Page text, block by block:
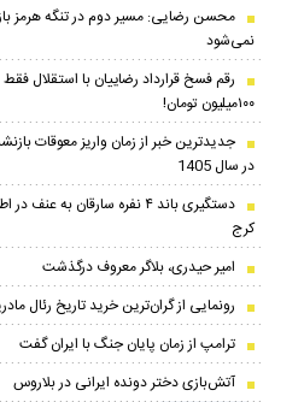
محسن رضایی: مسیر دوم در تنگه هرمز
نمی‌شود
رقم فسخ قرارداد رضاییان با استقلال فقط
۱۰۰میلیون تومان!
جدیدترین خبر از زمان واریز معوقات
در سال 1405
دستگیری باند ۴ نفره سارقان به عنف
کرج
امیر حیدری، بلاگر معروف درگذشت
رونمایی از گران‌ترین خرید تاریخ رئال
ترامپ از زمان پایان جنگ با ایران گفت
آتش‌بازی دختر دونده ایرانی در بلاروس